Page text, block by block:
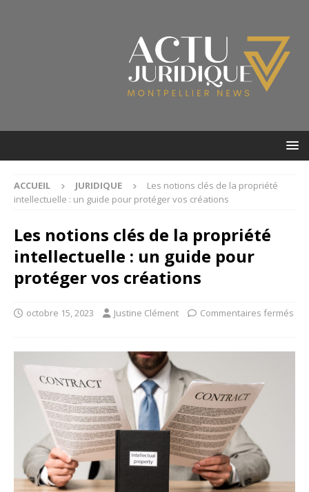
ACCUEIL JURIDIQUE
Les notions clés de la propriété
intellectuelle : un guide pour protéger vos créations
Les notions clés de la propriété
intellectuelle : un guide pour
protéger vos créations
octobre 15, 2023 Justine Clément Commentaires fermés